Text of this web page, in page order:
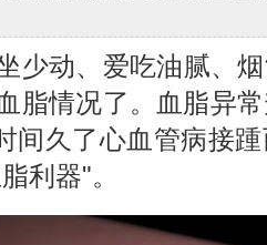
动、爱吃油腻、
脂情况了。血脂异
间久了心血管病接
利器"。